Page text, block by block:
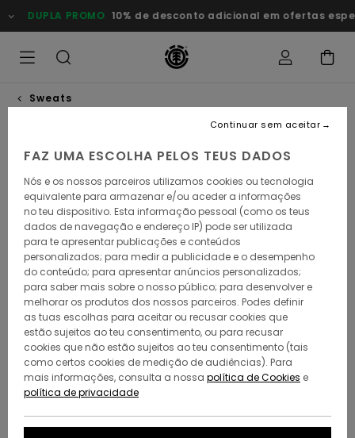
para
a
DUPLA PROMO 10% de desconto adicional em ofertas
Sweats
FAZ UMA ESCOLHA PELOS TEUS DADOS
Nós e os nossos parceiros utilizamos cookies ou tecnologia
equivalente para armazenar e/ou aceder a informações
no teu dispositivo. Esta informação pessoal (como os teus
dados de navegação e endereço IP) pode ser utilizada
para te apresentar publicações e conteúdos
personalizados; para medir a publicidade e o desempenho
do conteúdo; para apresentar anúncios personalizados;
para saber mais sobre o nosso público; para desenvolver e
melhorar os produtos dos nossos parceiros. Podes definir
as tuas escolhas para aceitar ou recusar cookies que
estão sujeitos ao teu consentimento, ou para recusar
cookies que não estão sujeitos ao teu consentimento (tais
como certos cookies de medição de audiências). Para
mais informações, consulta a nossa política de Cookies e
política de privacidade
Continuar sem aceitar